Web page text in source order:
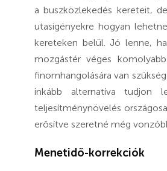
a buszközlekedés kereteit,
utasigényekre hogyan
kereteken belül. Jó lenne,
mozgástér véges
finomhangolására van
inkább alternatíva tudjon
teljesítménynövelés
erősítve szeretné még
Menetidő-korrekciók